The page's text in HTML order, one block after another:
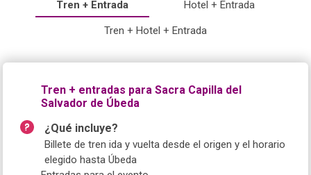
Tren + Entrada Hotel + Entrada
Tren + Hotel + Entrada
Tren + entradas para Sacra Capilla del
Salvador de Úbeda
¿Qué incluye?
Billete de tren ida y vuelta desde el origen y el horario
elegido hasta Úbeda